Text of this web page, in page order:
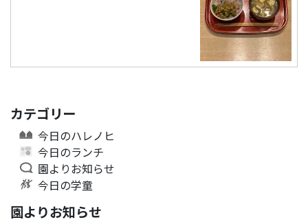
カテゴリー
今日のハレノヒ
今日のランチ
園よりお知らせ
今日の学童
園よりお知らせ